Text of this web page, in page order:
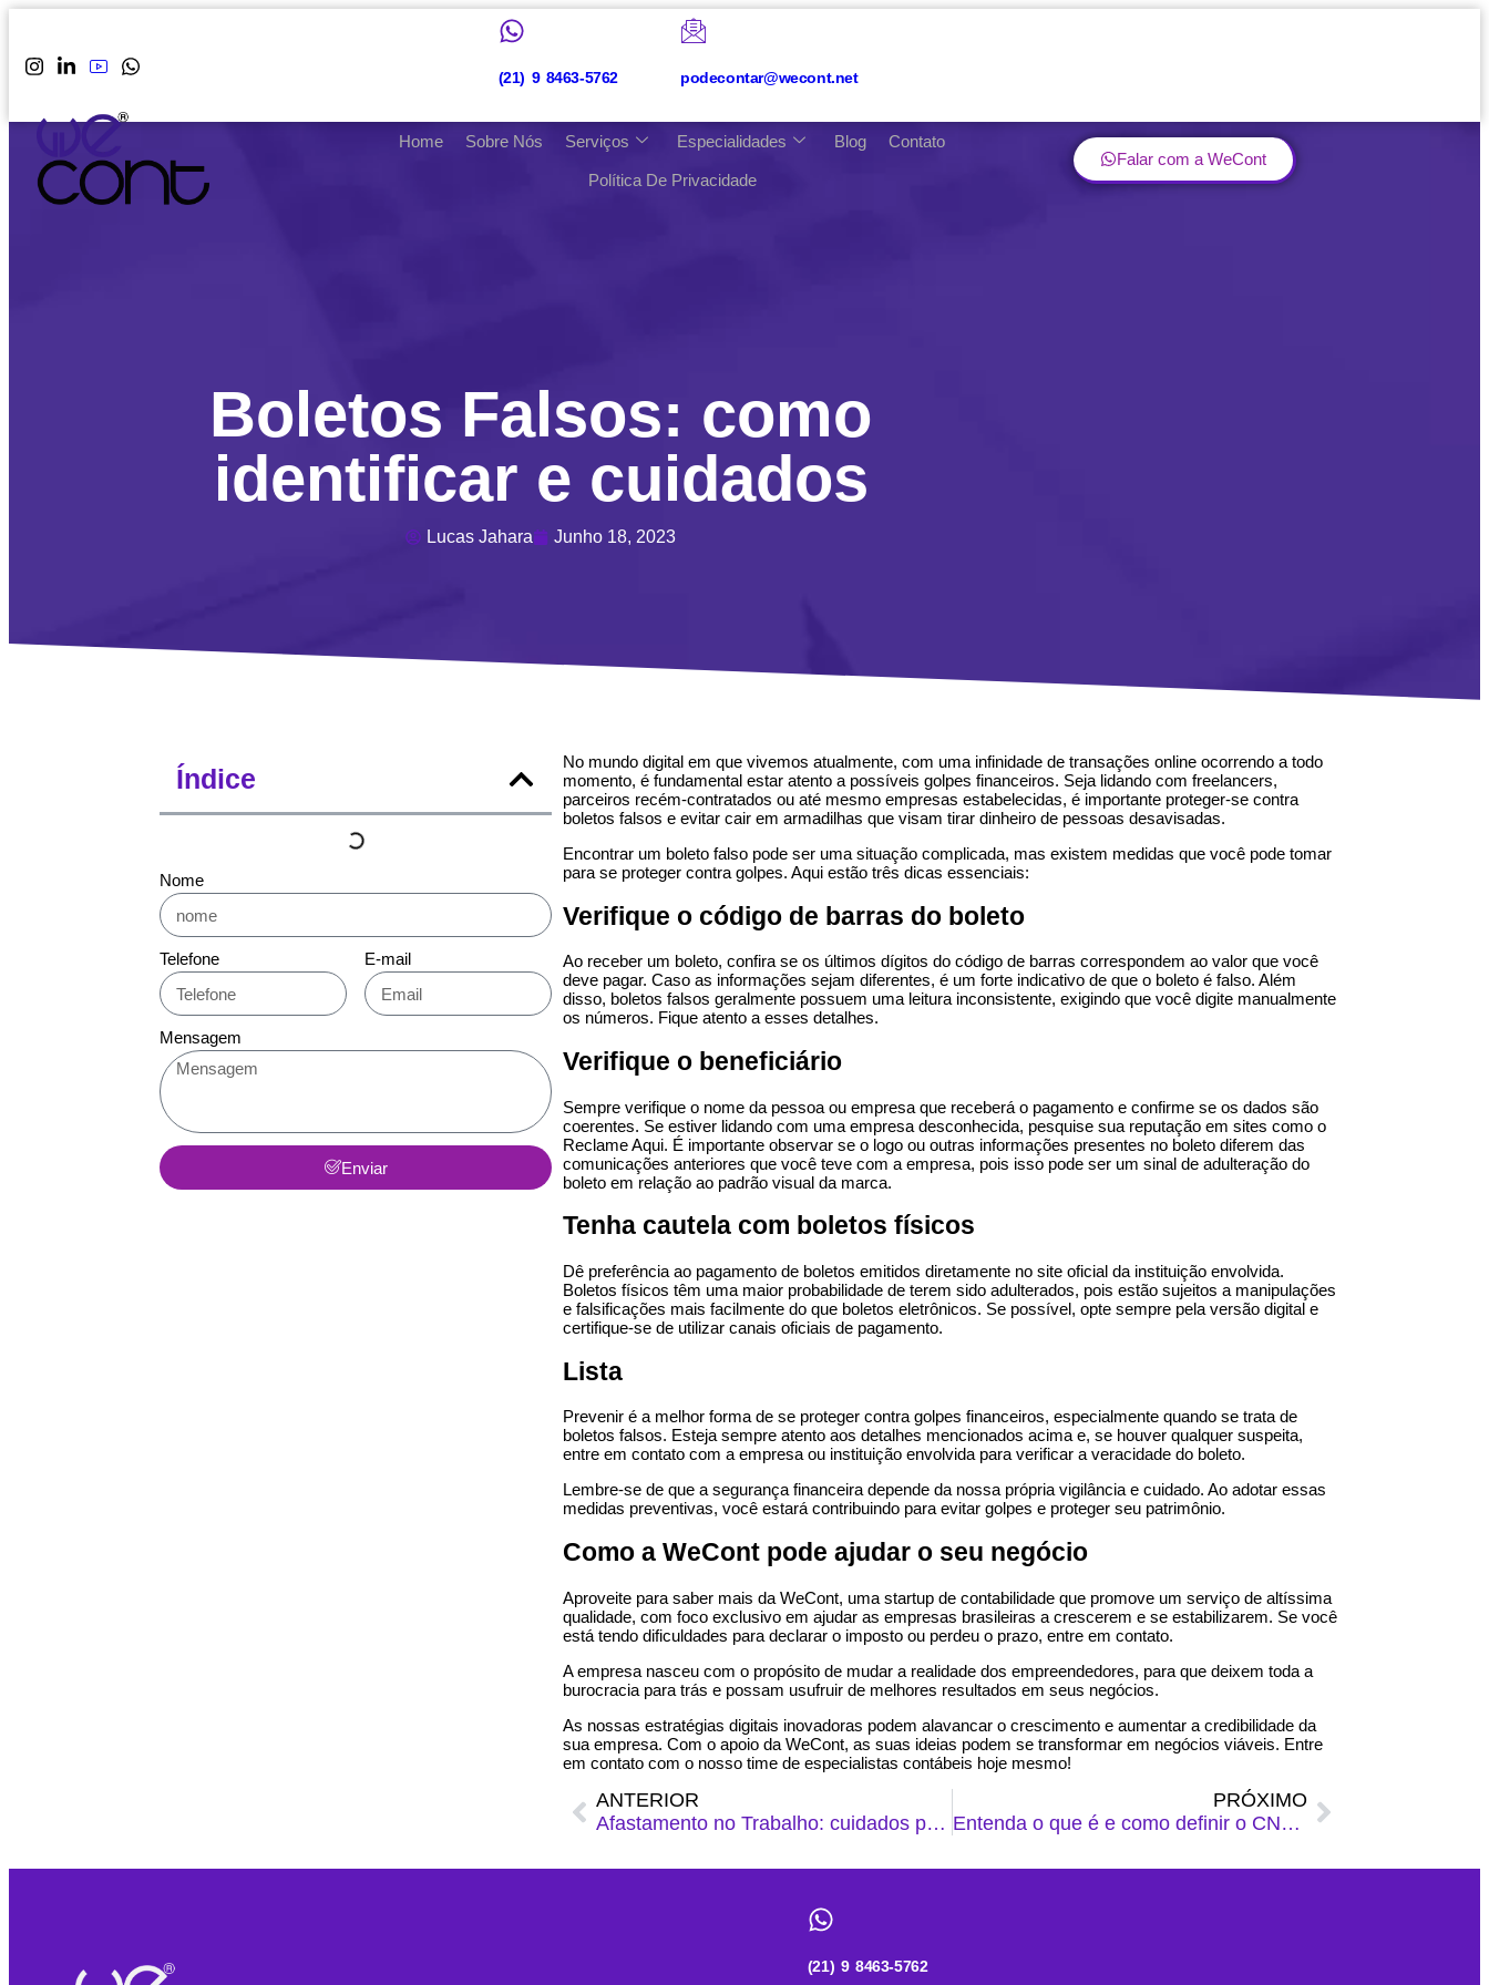
(21) 9 8463-5762 podecontar@wecont.net
Home Sobre Nós Serviços Especialidades Blog Contato
Política De Privacidade
Falar com a WeCont
Boletos Falsos: como
identificar e cuidados
Lucas Jahara Junho 18, 2023
No mundo digital em que vivemos atualmente, com uma infinidade de transações online ocorrendo a todo
momento, é fundamental estar atento a possíveis golpes financeiros. Seja lidando com freelancers,
parceiros recém-contratados ou até mesmo empresas estabelecidas, é importante proteger-se contra
boletos falsos e evitar cair em armadilhas que visam tirar dinheiro de pessoas desavisadas.
Encontrar um boleto falso pode ser uma situação complicada, mas existem medidas que você pode tomar
para se proteger contra golpes. Aqui estão três dicas essenciais:
Verifique o código de barras do boleto
Ao receber um boleto, confira se os últimos dígitos do código de barras correspondem ao valor que você
deve pagar. Caso as informações sejam diferentes, é um forte indicativo de que o boleto é falso. Além
disso, boletos falsos geralmente possuem uma leitura inconsistente, exigindo que você digite manualmente
os números. Fique atento a esses detalhes.
Verifique o beneficiário
Sempre verifique o nome da pessoa ou empresa que receberá o pagamento e confirme se os dados são
coerentes. Se estiver lidando com uma empresa desconhecida, pesquise sua reputação em sites como o
Reclame Aqui. É importante observar se o logo ou outras informações presentes no boleto diferem das
comunicações anteriores que você teve com a empresa, pois isso pode ser um sinal de adulteração do
boleto em relação ao padrão visual da marca.
Tenha cautela com boletos físicos
Dê preferência ao pagamento de boletos emitidos diretamente no site oficial da instituição envolvida.
Boletos físicos têm uma maior probabilidade de terem sido adulterados, pois estão sujeitos a manipulações
e falsificações mais facilmente do que boletos eletrônicos. Se possível, opte sempre pela versão digital e
certifique-se de utilizar canais oficiais de pagamento.
Lista
Prevenir é a melhor forma de se proteger contra golpes financeiros, especialmente quando se trata de
boletos falsos. Esteja sempre atento aos detalhes mencionados acima e, se houver qualquer suspeita,
entre em contato com a empresa ou instituição envolvida para verificar a veracidade do boleto.
Lembre-se de que a segurança financeira depende da nossa própria vigilância e cuidado. Ao adotar essas
medidas preventivas, você estará contribuindo para evitar golpes e proteger seu patrimônio.
Como a WeCont pode ajudar o seu negócio
Aproveite para saber mais da WeCont, uma startup de contabilidade que promove um serviço de altíssima
qualidade, com foco exclusivo em ajudar as empresas brasileiras a crescerem e se estabilizarem. Se você
está tendo dificuldades para declarar o imposto ou perdeu o prazo, entre em contato.
A empresa nasceu com o propósito de mudar a realidade dos empreendedores, para que deixem toda a
burocracia para trás e possam usufruir de melhores resultados em seus negócios.
As nossas estratégias digitais inovadoras podem alavancar o crescimento e aumentar a credibilidade da
sua empresa. Com o apoio da WeCont, as suas ideias podem se transformar em negócios viáveis. Entre
em contato com o nosso time de especialistas contábeis hoje mesmo!
ANTERIOR
Afastamento no Trabalho: cuidados para o empregador
PRÓXIMO
Entenda o que é e como definir o CNAE da sua empresa!
Índice
Nome
Telefone E-mail
Mensagem
Enviar
(21) 9 8463-5762